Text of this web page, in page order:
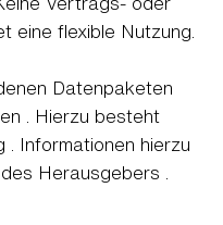
eine flexible Nutzung.
Datenpaketen
. Hierzu besteht
. Informationen hierzu
Herausgebers .